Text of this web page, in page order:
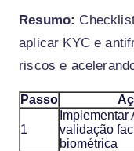
Resumo:
aplicar KYC e
riscos e
Passo
1
Implementar
validação
biométrica